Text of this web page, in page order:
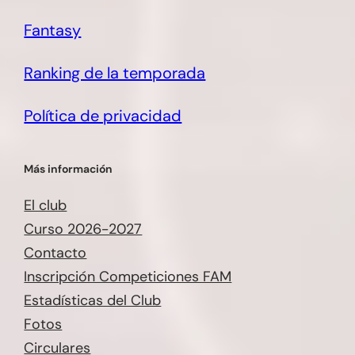
Fantasy
Ranking de la temporada
Política de privacidad
Más información
El club
Curso 2026-2027
Contacto
Inscripción Competiciones FAM
Estadísticas del Club
Fotos
Circulares